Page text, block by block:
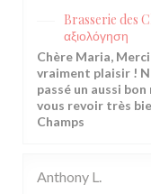
Brasserie des
αξιολόγηση
Chère Maria,
vraiment plaisir !
passé un aussi
vous revoir très
Champs
Anthony L